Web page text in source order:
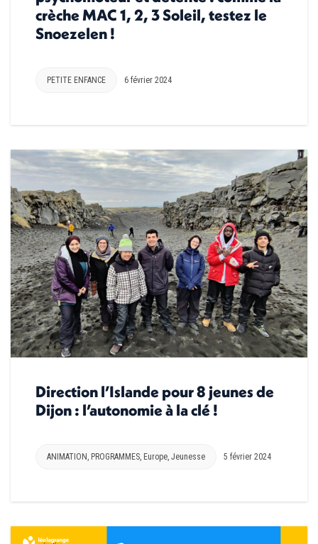
crèche MAC 1, 2, 3 Soleil, testez le
Snoezelen !
PETITE ENFANCE 6 février 2024
Direction l’Islande pour 8 jeunes de
Dijon : l’autonomie à la clé !
ANIMATION, PROGRAMMES, Europe, Jeunesse 5 février 2024